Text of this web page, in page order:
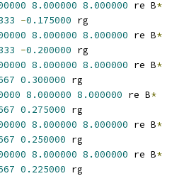
8.000000 8.000000 re B*
-0.175000 rg
8.000000 8.000000 re B*
-0.200000 rg
8.000000 8.000000 re B*
0.300000 rg
8.000000 8.000000 re B*
0.275000 rg
8.000000 8.000000 re B*
0.250000 rg
8.000000 8.000000 re B*
0.225000 rg